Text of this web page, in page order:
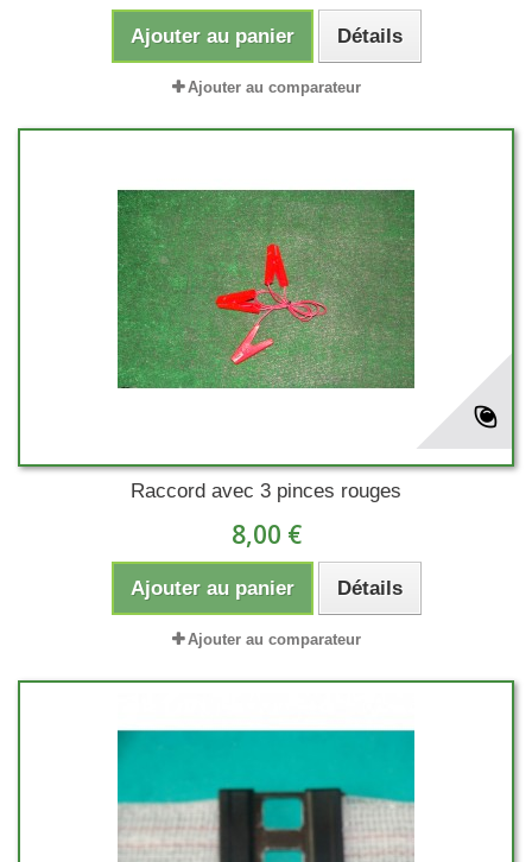
Ajouter au panier Détails
Ajouter au comparateur
Raccord avec 3 pinces rouges
8,00 €
Ajouter au panier Détails
Ajouter au comparateur